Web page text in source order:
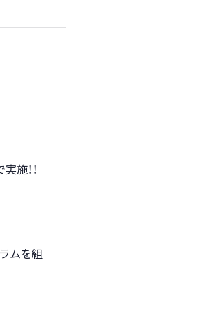
施！！
ムを組